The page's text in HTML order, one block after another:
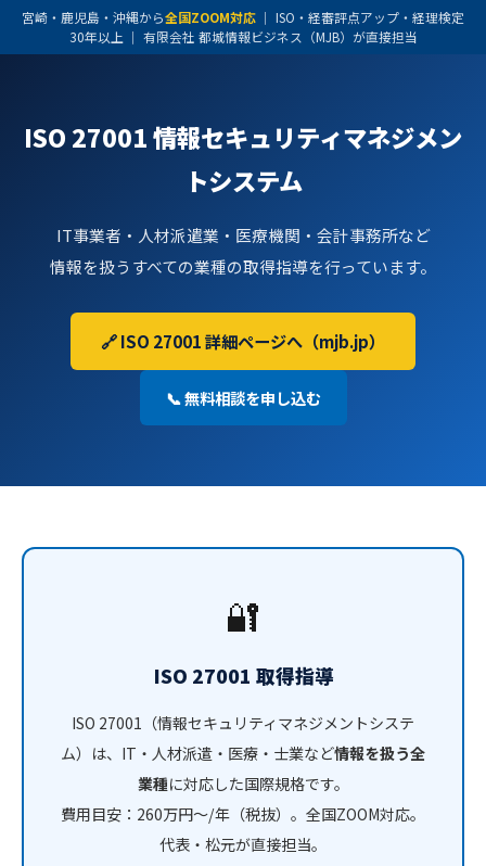
宮崎・鹿児島・沖縄から全国ZOOM対応 ｜ ISO・経審評点アップ・経理検定
30年以上 ｜ 有限会社 都城情報ビジネス（MJB）が直接担当
ISO 27001 情報セキュリティマネジメン
トシステム
IT事業者・人材派遣業・医療機関・会計事務所など
情報を扱うすべての業種の取得指導を行っています。
🔗 ISO 27001 詳細ページへ（mjb.jp）
📞 無料相談を申し込む
🔐
ISO 27001 取得指導
ISO 27001（情報セキュリティマネジメントシステ
ム）は、IT・人材派遣・医療・士業など情報を扱う全
業種に対応した国際規格です。
費用目安：260万円〜/年（税抜）。全国ZOOM対応。
代表・松元が直接担当。